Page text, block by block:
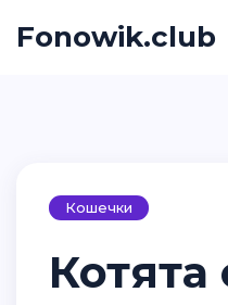
Fonowik.club
Кошечки